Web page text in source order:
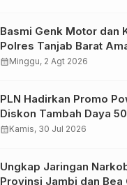
Basmi Genk Motor dan
Polres Tanjab Barat
Kendaraan
calendar_monthMinggu, 2 Agt 2026
PLN Hadirkan Promo
Diskon Tambah Daya
GIIAS 2026
calendar_monthKamis, 30 Jul 2026
Ungkap Jaringan
Provinsi Jambi dan Bea